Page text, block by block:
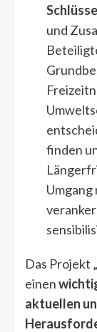
und
finden
Das Projekt
einen
aktuellen